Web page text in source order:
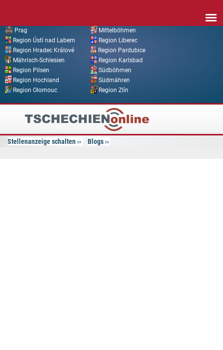
Prag
Mittelböhmen
Region Ústí nad Labem
Region Liberec
Region Hradec Králové
Region Pardubice
Mährisch-Schlesien
Region Karlsbad
Region Pilsen
Südböhmen
Region Hochland
Südmähren
Region Olomouc
Region Zlín
Tschechien
Online
Stellenanzeige schalten Blogs